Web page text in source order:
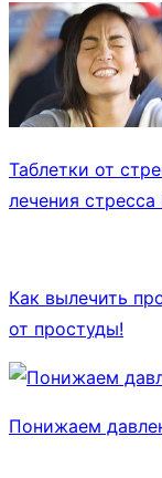
Таблетки от
лечения стресса
Как вылечить
от простуды!
Понижаем